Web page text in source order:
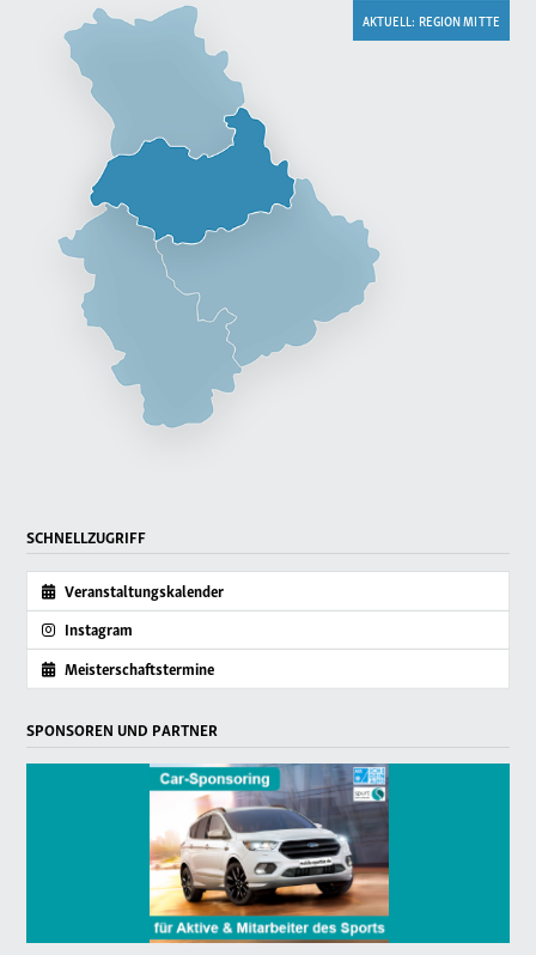
AKTUELL: REGION MITTE
SCHNELLZUGRIFF
Veranstaltungskalender
Instagram
Meisterschaftstermine
SPONSOREN UND PARTNER